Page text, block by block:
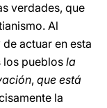
verdades, que
Al
actuar en esta
los pueblos la
, que está
la